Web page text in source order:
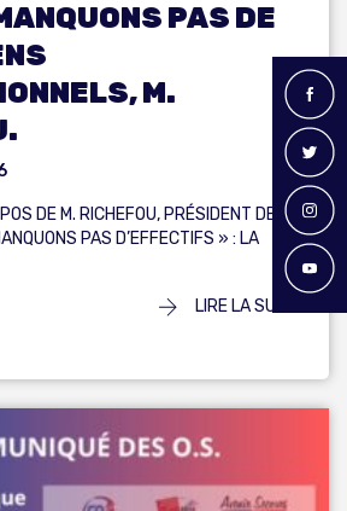
PAS DE
M.
DE M. RICHEFOU, PRÉSIDENT DE LA
PAS D’EFFECTIFS » : LA
LIRE LA SUITE